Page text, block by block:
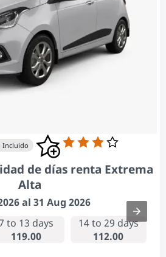
Incluido
de días renta Extrema
Alta
al 31 Aug 2026
to 13 days
119.00
14 to 29 days
112.00